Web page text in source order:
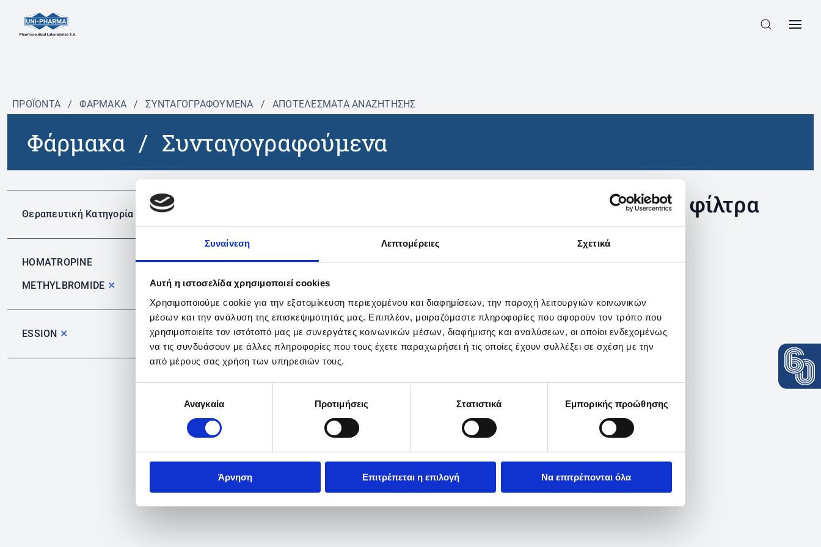
Συναίνεση Λεπτομέρειες Σχετικά
Αυτή η ιστοσελίδα χρησιμοποιεί cookies
Χρησιμοποιούμε cookie για την εξατομίκευση περιεχομένου και διαφημίσεων, την παροχή λειτουργιών κοινωνικών
μέσων και την ανάλυση της επισκεψιμότητάς μας. Επιπλέον, μοιραζόμαστε πληροφορίες που αφορούν τον τρόπο που
χρησιμοποιείτε τον ιστότοπό μας με συνεργάτες κοινωνικών μέσων, διαφήμισης και αναλύσεων, οι οποίοι ενδεχομένως
να τις συνδυάσουν με άλλες πληροφορίες που τους έχετε παραχωρήσει ή τις οποίες έχουν συλλέξει σε σχέση με την
από μέρους σας χρήση των υπηρεσιών τους.
συγκατάθεσηςΑναγκαία Προτιμήσεις Στατιστικά Εμπορικής προώθησης
Άρνηση Επιτρέπεται η επιλογή Να επιτρέπονται όλα
ΠΡΟΪΟΝΤΑ / ΦΆΡΜΑΚΑ / ΣΥΝΤΑΓΟΓΡΑΦΟΎΜΕΝΑ / ΑΠΟΤΕΛΕΣΜΑΤΑ ΑΝΑΖΗΤΗΣΗΣ
Φάρμακα / Συνταγογραφούμενα
Θεραπευτική Κατηγορία
HOMATROPINE
METHYLBROMIDE ✕
ESSION ✕
Δεν βρέθηκαν προϊόντα με τα συγκεκριμένα φίλτρα